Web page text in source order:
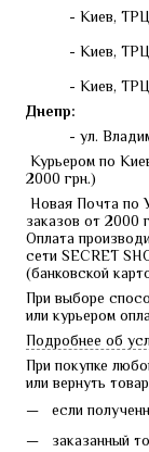
- Киев,
- Киев,
- Киев,
Днепр:
- ул.
Курьером по
2000 грн.)
Новая Почта по
заказов от 2000
Оплата
сети SECRET
(банковской
При выборе
или курьером
Подробнее об
При покупке
или вернуть
если
заказанный